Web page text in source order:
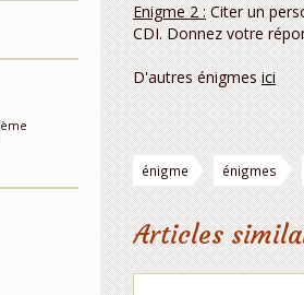
Enigme 2 :Citer un
CDI. Donnez votre
D'autres énigmesici
énigme énigmes
Articles
ème